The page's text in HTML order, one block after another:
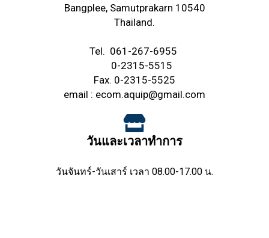
Bangplee, Samutprakarn 10540
Thailand.
Tel. 061-267-6955
0-2315-5515
Fax. 0-2315-5525
email : ecom.aquip@gmail.com
วันและเวลาทำการ
วันจันทร์-วันเสาร์ เวลา 08.00-17.00 น.